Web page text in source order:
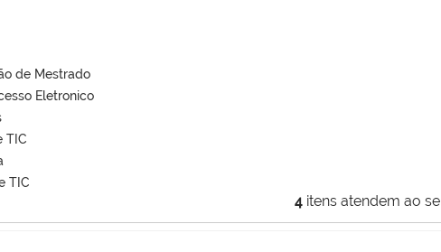
4itens atendem ao
de Mestrado
Eletronico
TIC
TIC